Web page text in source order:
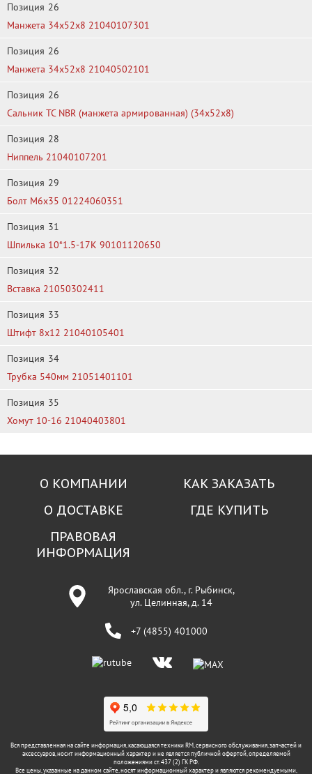
Позиция 26
Манжета 34x52x8 21040107301
Позиция 26
Манжета 34x52x8 21040502101
Позиция 26
Сальник TC NBR (манжета армированная) (34х52х8)
Позиция 28
Ниппель 21040107201
Позиция 29
Болт М6х35 01224060351
Позиция 31
Шпилька 10*1.5-17K 90101120650
Позиция 32
Вставка 21050302411
Позиция 33
Штифт 8х12 21040105401
Позиция 34
Трубка 540мм 21051401101
Позиция 35
Хомут 10-16 21040403801
Вся представленная на сайте информация, касающаяся техники RM, сервисного обслуживания, запчастей и
аксессуаров, носит информационный характер и не является публичной офертой, определяемой
положениями ст. 437 (2) ГК РФ.
Все цены, указанные на данном сайте, носят информационный характер и являются рекомендуемыми,
О КОМПАНИИ
КАК ЗАКАЗАТЬ
О ДОСТАВКЕ
ГДЕ КУПИТЬ
ПРАВОВАЯ
ИНФОРМАЦИЯ
Ярославская обл., г. Рыбинск,
ул. Целинная, д. 14
+7 (4855) 401000